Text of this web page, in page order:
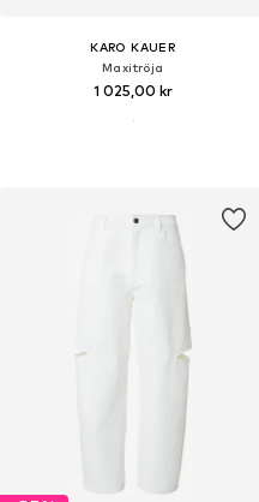
KARO KAUER
Maxitröja
1 025,00 kr